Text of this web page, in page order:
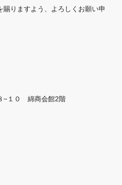
りますよう、よろしくお願い申
−１０ 綿商会館2階